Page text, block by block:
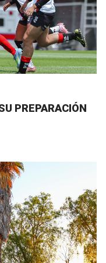
PREPARACIÓN